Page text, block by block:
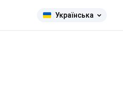
Українська